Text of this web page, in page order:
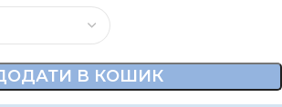
В КОШИК